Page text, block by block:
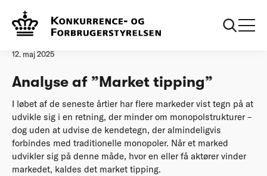
Forside
12. maj 2025
Analyse af ”Market tipping”
I løbet af de seneste årtier har flere markeder vist tegn på at
udvikle sig i en retning, der minder om monopolstrukturer –
dog uden at udvise de kendetegn, der almindeligvis
forbindes med traditionelle monopoler. Når et marked
udvikler sig på denne måde, hvor en eller få aktører vinder
markedet, kaldes det market tipping.